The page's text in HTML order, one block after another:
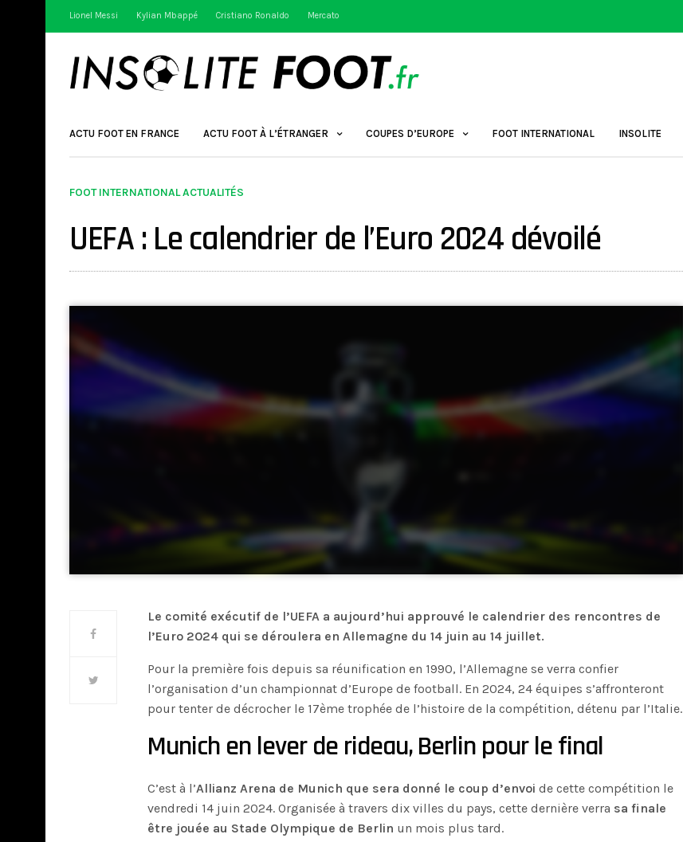
Lionel Messi Kylian Mbappé Cristiano Ronaldo Mercato
ACTU FOOT EN FRANCE ACTU FOOT À L’ÉTRANGER COUPES D’EUROPE FOOT INTERNATIONAL INSOLITE
FOOT INTERNATIONAL ACTUALITÉS
UEFA : Le calendrier de l’Euro 2024 dévoilé
Le comité exécutif de l’UEFA a aujourd’hui approuvé le calendrier des rencontres de
l’Euro 2024 qui se déroulera en Allemagne du 14 juin au 14 juillet.
Pour la première fois depuis sa réunification en 1990, l’Allemagne se verra confier
l’organisation d’un championnat d’Europe de football. En 2024, 24 équipes s’affronteront
pour tenter de décrocher le 17ème trophée de l’histoire de la compétition, détenu par l’Italie.
Munich en lever de rideau, Berlin pour le final
C’est à l’Allianz Arena de Munich que sera donné le coup d’envoi de cette compétition le
vendredi 14 juin 2024. Organisée à travers dix villes du pays, cette dernière verra sa finale
être jouée au Stade Olympique de Berlin un mois plus tard.